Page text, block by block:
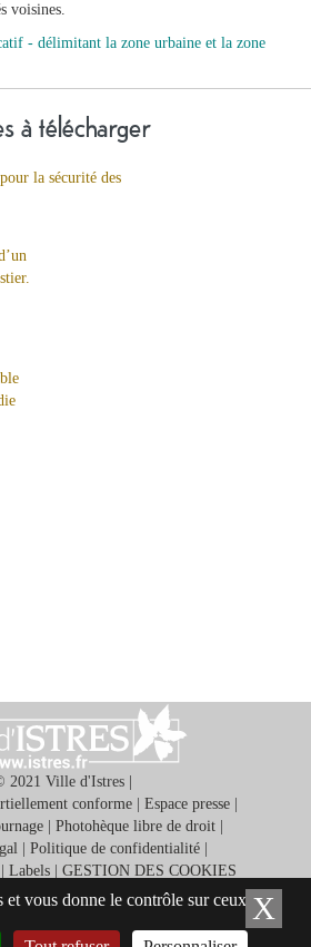
voisines.
- délimitant la zone urbaine et la zone
à télécharger
la sécurité des
2021 Ville d'Istres |
conforme| Espace presse|
| Photohèque libre de droit|
| Politique de confidentialité |
| Labels | GESTION DES COOKIES
gratuite ISTRES ET VOUS
vous donne le contrôle sur ceux que
X